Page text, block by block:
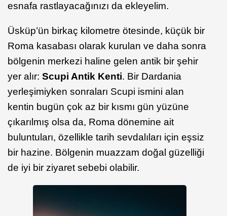
esnafa rastlayacağınızı da ekleyelim.
Üsküp’ün birkaç kilometre ötesinde, küçük bir
Roma kasabası olarak kurulan ve daha sonra
bölgenin merkezi haline gelen antik bir şehir
yer alır: Scupi Antik Kenti. Bir Dardania
yerleşimiyken sonraları Scupi ismini alan
kentin bugün çok az bir kısmı gün yüzüne
çıkarılmış olsa da, Roma dönemine ait
buluntuları, özellikle tarih sevdalıları için eşsiz
bir hazine. Bölgenin muazzam doğal güzelliği
de iyi bir ziyaret sebebi olabilir.